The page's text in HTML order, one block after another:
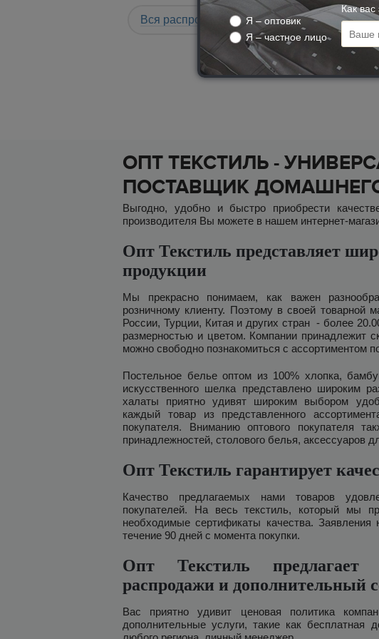
Артикул:6100Б
1679
Размер:евро 3920
3332 x
Вся распродажа
ОПТ ТЕКСТИЛЬ -
ПОСТАВЩИК
Выгодно, удобно и быстро приобрести
производителя Вы можете в нашем интернет-
Опт Текстиль представляет
продукции
Мы прекрасно понимаем, как важен
розничному клиенту. Поэтому в своей
России, Турции, Китая и других стран - более
размерностью и цветом. Компании принадлежит
можно свободно познакомиться с ассортиментом
Постельное белье оптом из 100% хлопка,
искусственного шелка представлено широким
халаты приятно удивят широким выбором
каждый товар из представленного
покупателя. Вниманию оптового покупателя
принадлежностей, столового белья,
Опт Текстиль гарантирует
Качество предлагаемых нами товаров
покупателей. На весь текстиль, который мы
необходимые сертификаты качества.
течение 90 дней с момента покупки.
Опт Текстиль
распродажи и дополнительный
Вас приятно удивит ценовая политика
дополнительные услуги, такие как бесплатная
Я – оптовик
Я – частное лицо
Как вас